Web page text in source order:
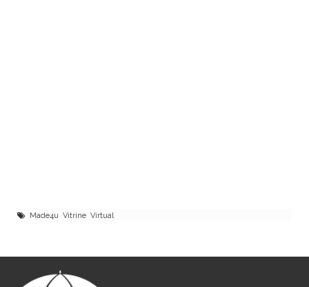
Made4u Vitrine Virtual